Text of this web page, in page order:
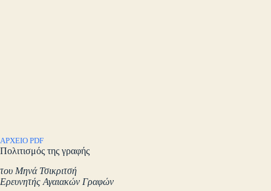
ΑΡΧΕΙΟ PDF
Πολιτισμός της γραφής
του Μηνά Τσικριτσή
Ερευνητής Αγαιακών Γραφών